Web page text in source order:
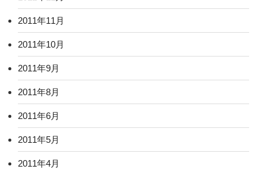
2011年11月
2011年10月
2011年9月
2011年8月
2011年6月
2011年5月
2011年4月